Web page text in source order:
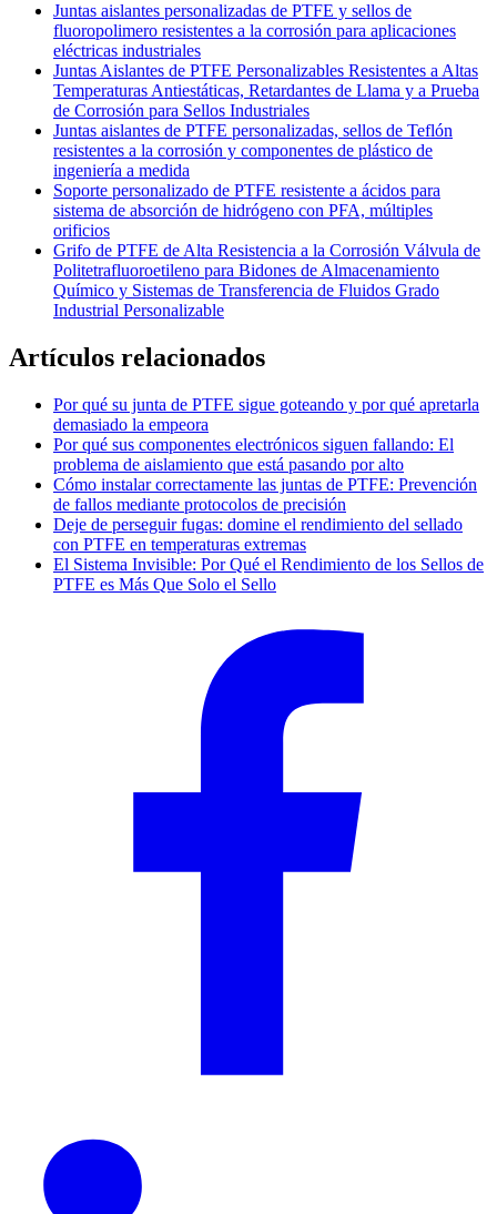
Juntas aislantes personalizadas de PTFE y sellos de
fluoropolimero resistentes a la corrosión para aplicaciones
eléctricas industriales
Juntas Aislantes de PTFE Personalizables Resistentes a Altas
Temperaturas Antiestáticas, Retardantes de Llama y a Prueba
de Corrosión para Sellos Industriales
Juntas aislantes de PTFE personalizadas, sellos de Teflón
resistentes a la corrosión y componentes de plástico de
ingeniería a medida
Soporte personalizado de PTFE resistente a ácidos para
sistema de absorción de hidrógeno con PFA, múltiples
orificios
Grifo de PTFE de Alta Resistencia a la Corrosión Válvula de
Politetrafluoroetileno para Bidones de Almacenamiento
Químico y Sistemas de Transferencia de Fluidos Grado
Industrial Personalizable
Artículos relacionados
Por qué su junta de PTFE sigue goteando y por qué apretarla
demasiado la empeora
Por qué sus componentes electrónicos siguen fallando: El
problema de aislamiento que está pasando por alto
Cómo instalar correctamente las juntas de PTFE: Prevención
de fallos mediante protocolos de precisión
Deje de perseguir fugas: domine el rendimiento del sellado
con PTFE en temperaturas extremas
El Sistema Invisible: Por Qué el Rendimiento de los Sellos de
PTFE es Más Que Solo el Sello